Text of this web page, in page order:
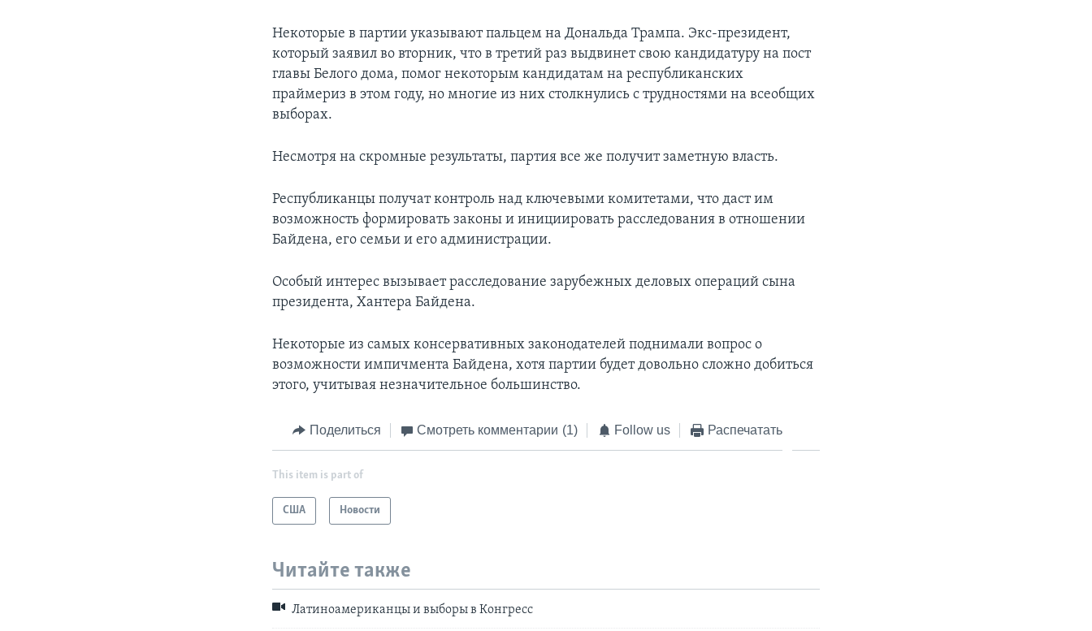
Некоторые в партии указывают пальцем на Дональда Трампа. Экс-президент,
который заявил во вторник, что в третий раз выдвинет свою кандидатуру на пост
главы Белого дома, помог некоторым кандидатам на республиканских
праймериз в этом году, но многие из них столкнулись с трудностями на всеобщих
выборах.
Несмотря на скромные результаты, партия все же получит заметную власть.
Республиканцы получат контроль над ключевыми комитетами, что даст им
возможность формировать законы и инициировать расследования в отношении
Байдена, его семьи и его администрации.
Особый интерес вызывает расследование зарубежных деловых операций сына
президента, Хантера Байдена.
Некоторые из самых консервативных законодателей поднимали вопрос о
возможности импичмента Байдена, хотя партии будет довольно сложно добиться
этого, учитывая незначительное большинство.
Поделиться Смотреть комментарии (1) Follow us Распечатать
This item is part of
США Новости
Читайте также
Латиноамериканцы и выборы в Конгресс